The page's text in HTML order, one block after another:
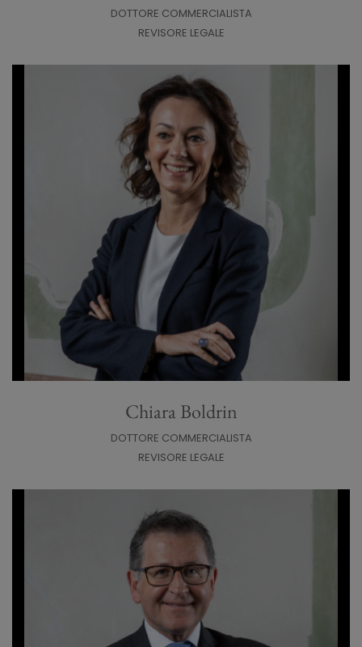
DOTTORE COMMERCIALISTA
REVISORE LEGALE
Chiara Boldrin
DOTTORE COMMERCIALISTA
REVISORE LEGALE